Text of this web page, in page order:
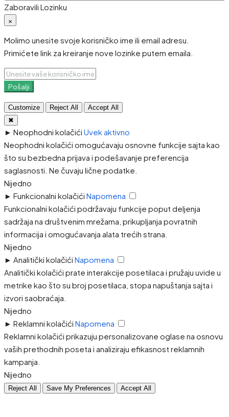
Zaboravili Lozinku
×
Molimo unesite svoje korisničko ime ili email adresu.
Primićete link za kreiranje nove lozinke putem emaila.
Pošalji
Customize Reject All
Accept All
✖
► Neophodni kolačići Uvek aktivno
Neophodni kolačići omogućavaju osnovne funkcije sajta kao
što su bezbedna prijava i podešavanje preferencija
saglasnosti. Ne čuvaju lične podatke.
Nijedno
► Funkcionalni kolačići Napomena
Funkcionalni kolačići podržavaju funkcije poput deljenja
sadržaja na društvenim mrežama, prikupljanja povratnih
informacija i omogućavanja alata trećih strana.
Nijedno
► Analitički kolačići Napomena
Analitički kolačići prate interakcije posetilaca i pružaju uvide u
metrike kao što su broj posetilaca, stopa napuštanja sajta i
izvori saobraćaja.
Nijedno
► Reklamni kolačići Napomena
Reklamni kolačići prikazuju personalizovane oglase na osnovu
vaših prethodnih poseta i analiziraju efikasnost reklamnih
kampanja.
Nijedno
Reject All Save My Preferences Accept All